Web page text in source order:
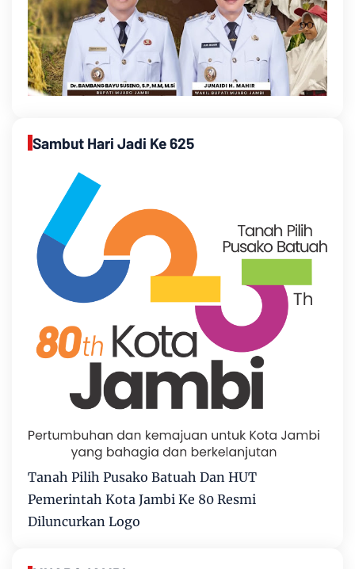
Sambut Hari Jadi Ke 625
Tanah Pilih Pusako Batuah Dan HUT
Pemerintah Kota Jambi Ke 80 Resmi
Diluncurkan Logo